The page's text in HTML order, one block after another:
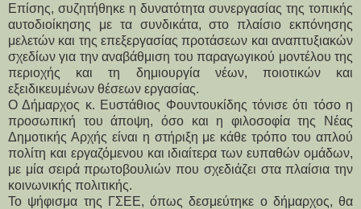
Επίσης, συζητήθηκε η δυνατότητα συνεργασίας της τοπικής
αυτοδιοίκησης με τα συνδικάτα, στο πλαίσιο εκπόνησης
μελετών και της επεξεργασίας προτάσεων και αναπτυξιακών
σχεδίων για την αναβάθμιση του παραγωγικού μοντέλου της
περιοχής και τη δημιουργία νέων, ποιοτικών και
εξειδικευμένων θέσεων εργασίας.
Ο Δήμαρχος κ. Ευστάθιος Φουντουκίδης τόνισε ότι τόσο η
προσωπική του άποψη, όσο και η φιλοσοφία της Νέας
Δημοτικής Αρχής είναι η στήριξη με κάθε τρόπο του απλού
πολίτη και εργαζόμενου και ιδιαίτερα των ευπαθών ομάδων,
με μία σειρά πρωτοβουλιών που σχεδιάζει στα πλαίσια την
κοινωνικής πολιτικής.
Το ψήφισμα της ΓΣΕΕ, όπως δεσμεύτηκε ο δήμαρχος, θα